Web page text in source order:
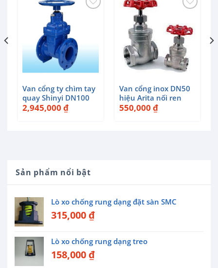
Sản phẩm nổi bật
Lò xo chống rung dạng đặt sàn SMC
315,000 ₫
Lò xo chống rung dạng treo
158,000 ₫
Van cổng ty chìm tay
quay Shinyi DN100
2,945,000 ₫
Van cổng inox DN50
hiệu Arita nối ren
550,000 ₫